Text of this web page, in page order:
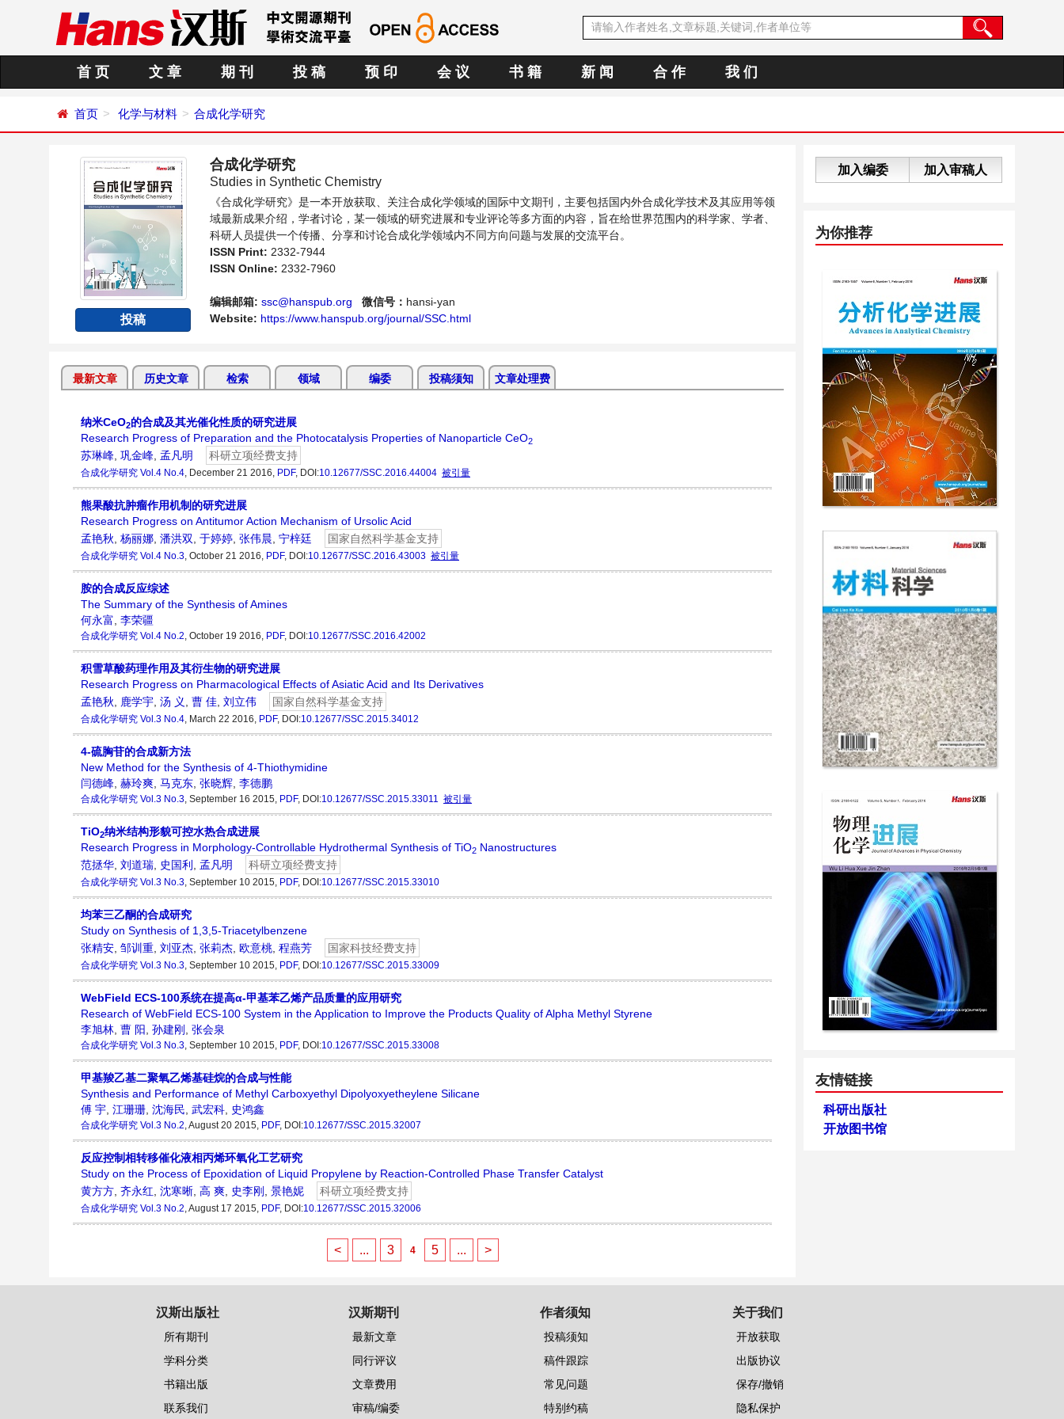
首 页 文 章 期 刊 投 稿 预 印 会 议 书 籍 新 闻 合 作 我 们
首页 化学与材料 合成化学研究
投稿
合成化学研究
Studies in Synthetic Chemistry
《合成化学研究》是一本开放获取、关注合成化学领域的国际中文期刊，主要包括国内外合成化学技术及其应用等领
域最新成果介绍，学者讨论，某一领域的研究进展和专业评论等多方面的内容，旨在给世界范围内的科学家、学者、
科研人员提供一个传播、分享和讨论合成化学领域内不同方向问题与发展的交流平台。
ISSN Print: 2332-7944
ISSN Online: 2332-7960
编辑邮箱: ssc@hanspub.org 微信号： hansi-yan
Website: https://www.hanspub.org/journal/SSC.html
最新文章 历史文章 检索 领域 编委 投稿须知 文章处理费
纳米CeO2的合成及其光催化性质的研究进展
Research Progress of Preparation and the Photocatalysis Properties of Nanoparticle CeO2
苏琳峰, 巩金峰, 孟凡明 科研立项经费支持
合成化学研究 Vol.4 No.4, December 21 2016, PDF, DOI:10.12677/SSC.2016.44004 被引量
熊果酸抗肿瘤作用机制的研究进展
Research Progress on Antitumor Action Mechanism of Ursolic Acid
孟艳秋, 杨丽娜, 潘洪双, 于婷婷, 张伟晨, 宁梓廷 国家自然科学基金支持
合成化学研究 Vol.4 No.3, October 21 2016, PDF, DOI:10.12677/SSC.2016.43003 被引量
胺的合成反应综述
The Summary of the Synthesis of Amines
何永富, 李荣疆
合成化学研究 Vol.4 No.2, October 19 2016, PDF, DOI:10.12677/SSC.2016.42002
积雪草酸药理作用及其衍生物的研究进展
Research Progress on Pharmacological Effects of Asiatic Acid and Its Derivatives
孟艳秋, 鹿学宇, 汤 义, 曹 佳, 刘立伟 国家自然科学基金支持
合成化学研究 Vol.3 No.4, March 22 2016, PDF, DOI:10.12677/SSC.2015.34012
4-硫胸苷的合成新方法
New Method for the Synthesis of 4-Thiothymidine
闫德峰, 赫玲爽, 马克东, 张晓辉, 李德鹏
合成化学研究 Vol.3 No.3, September 16 2015, PDF, DOI:10.12677/SSC.2015.33011 被引量
TiO2纳米结构形貌可控水热合成进展
Research Progress in Morphology-Controllable Hydrothermal Synthesis of TiO2 Nanostructures
范拯华, 刘道瑞, 史国利 , 孟凡明 科研立项经费支持
合成化学研究 Vol.3 No.3, September 10 2015, PDF, DOI:10.12677/SSC.2015.33010
均苯三乙酮的合成研究
Study on Synthesis of 1,3,5-Triacetylbenzene
张精安, 邹训重, 刘亚杰, 张莉杰, 欧意桃, 程燕芳 国家科技经费支持
合成化学研究 Vol.3 No.3, September 10 2015, PDF, DOI:10.12677/SSC.2015.33009
WebField ECS-100系统在提高α-甲基苯乙烯产品质量的应用研究
Research of WebField ECS-100 System in the Application to Improve the Products Quality of Alpha Methyl Styrene
李旭林, 曹 阳, 孙建刚 , 张会泉
合成化学研究 Vol.3 No.3, September 10 2015, PDF, DOI:10.12677/SSC.2015.33008
甲基羧乙基二聚氧乙烯基硅烷的合成与性能
Synthesis and Performance of Methyl Carboxyethyl Dipolyoxyetheylene Silicane
傅 宇, 江珊珊, 沈海民, 武宏科, 史鸿鑫
合成化学研究 Vol.3 No.2, August 20 2015, PDF, DOI:10.12677/SSC.2015.32007
反应控制相转移催化液相丙烯环氧化工艺研究
Study on the Process of Epoxidation of Liquid Propylene by Reaction-Controlled Phase Transfer Catalyst
黄方方, 齐永红, 沈寒晰, 高 爽, 史李刚 , 景艳妮 科研立项经费支持
合成化学研究 Vol.3 No.2, August 17 2015, PDF, DOI:10.12677/SSC.2015.32006
< ... 3 4 5 ... >
加入编委 加入审稿人
为你推荐
友情链接
科研出版社
开放图书馆
汉斯出版社
所有期刊
学科分类
书籍出版
联系我们
汉斯期刊
最新文章
同行评议
文章费用
审稿/编委
作者须知
投稿须知
稿件跟踪
常见问题
特别约稿
关于我们
开放获取
出版协议
保存/撤销
隐私保护